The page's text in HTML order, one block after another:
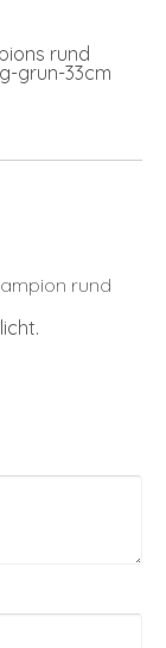
rund
grun-33cm
rund